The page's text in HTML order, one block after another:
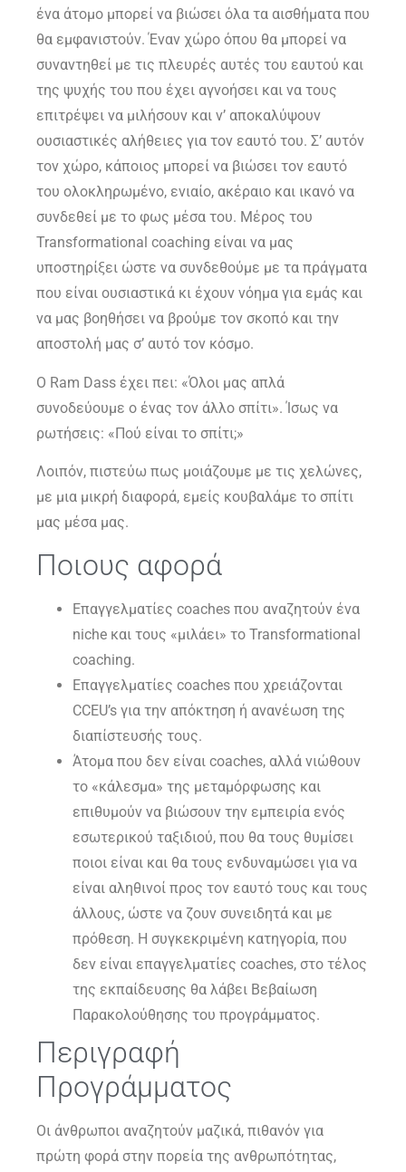
ένα άτομο μπορεί να βιώσει όλα τα αισθήματα που
θα εμφανιστούν. Έναν χώρο όπου θα μπορεί να
συναντηθεί με τις πλευρές αυτές του εαυτού και
της ψυχής του που έχει αγνοήσει και να τους
επιτρέψει να μιλήσουν και ν’ αποκαλύψουν
ουσιαστικές αλήθειες για τον εαυτό του. Σ’ αυτόν
τον χώρο, κάποιος μπορεί να βιώσει τον εαυτό
του ολοκληρωμένο, ενιαίο, ακέραιο και ικανό να
συνδεθεί με το φως μέσα του. Μέρος του
Transformational coaching είναι να μας
υποστηρίξει ώστε να συνδεθούμε με τα πράγματα
που είναι ουσιαστικά κι έχουν νόημα για εμάς και
να μας βοηθήσει να βρούμε τον σκοπό και την
αποστολή μας σ’ αυτό τον κόσμο.
Ο Ram Dass έχει πει: «Όλοι μας απλά
συνοδεύουμε ο ένας τον άλλο σπίτι». Ίσως να
ρωτήσεις: «Πού είναι το σπίτι;»
Λοιπόν, πιστεύω πως μοιάζουμε με τις χελώνες,
με μια μικρή διαφορά, εμείς κουβαλάμε το σπίτι
μας μέσα μας.
Ποιους αφορά
Επαγγελματίες coaches που αναζητούν ένα
niche και τους «μιλάει» το Transformational
coaching.
Επαγγελματίες coaches που χρειάζονται
CCEU’s για την απόκτηση ή ανανέωση της
διαπίστευσής τους.
Άτομα που δεν είναι coaches, αλλά νιώθουν
το «κάλεσμα» της μεταμόρφωσης και
επιθυμούν να βιώσουν την εμπειρία ενός
εσωτερικού ταξιδιού, που θα τους θυμίσει
ποιοι είναι και θα τους ενδυναμώσει για να
είναι αληθινοί προς τον εαυτό τους και τους
άλλους, ώστε να ζουν συνειδητά και με
πρόθεση. Η συγκεκριμένη κατηγορία, που
δεν είναι επαγγελματίες coaches, στο τέλος
της εκπαίδευσης θα λάβει Βεβαίωση
Παρακολούθησης του προγράμματος.
Περιγραφή
Προγράμματος
Οι άνθρωποι αναζητούν μαζικά, πιθανόν για
πρώτη φορά στην πορεία της ανθρωπότητας,